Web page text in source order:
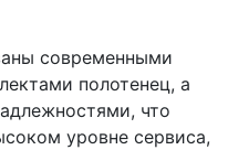
современными
полотенец, а
что
уровне сервиса,